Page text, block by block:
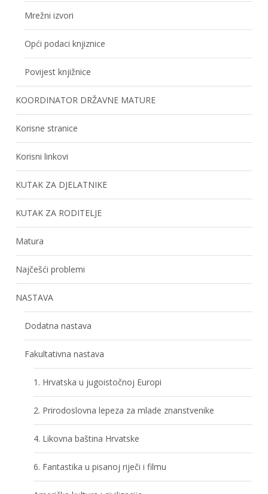
Mrežni izvori
Opći podaci knjiznice
Povijest knjižnice
KOORDINATOR DRŽAVNE MATURE
Korisne stranice
Korisni linkovi
KUTAK ZA DJELATNIKE
KUTAK ZA RODITELJE
Matura
Najčešći problemi
NASTAVA
Dodatna nastava
Fakultativna nastava
1. Hrvatska u jugoistočnoj Europi
2. Prirodoslovna lepeza za mlade znanstvenike
4. Likovna baština Hrvatske
6. Fantastika u pisanoj riječi i filmu